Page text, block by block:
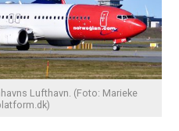
Lufthavn. (Foto: Marieke